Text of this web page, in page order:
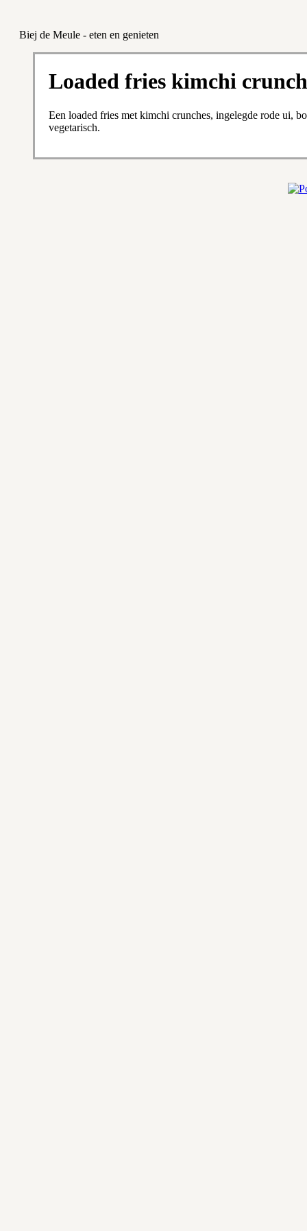
Biej de Meule - eten en genieten
Loaded fries kimchi crunch
Een loaded fries met kimchi crunches, ingelegde rode ui,
vegetarisch.